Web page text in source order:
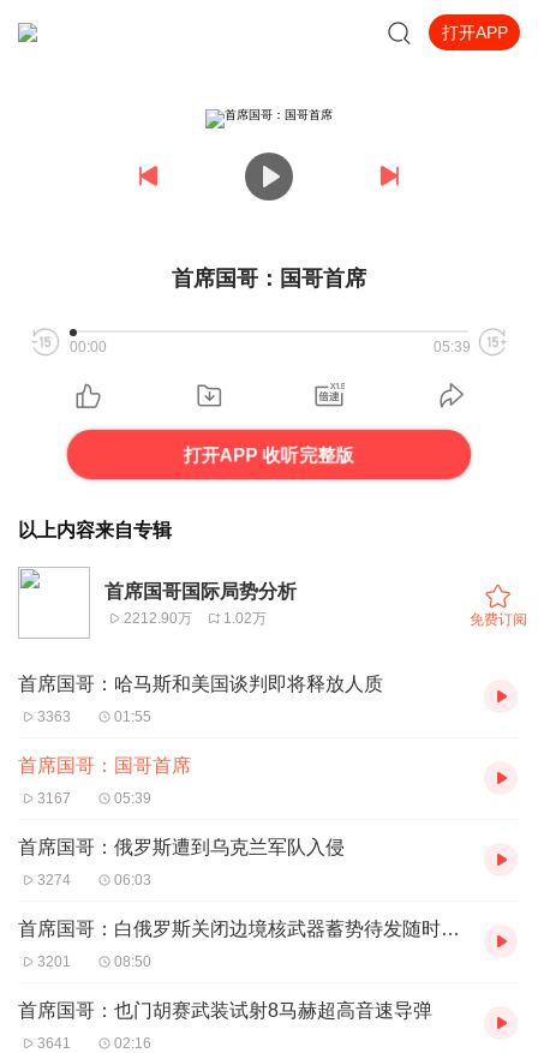
打开APP
首席国哥：国哥首席
00:00 05:39
打开APP 收听完整版
以上内容来自专辑
首席国哥国际局势分析
2212.90万 1.02万 免费订阅
首席国哥：哈马斯和美国谈判即将释放人质
3363 01:55
首席国哥：国哥首席
3167 05:39
首席国哥：俄罗斯遭到乌克兰军队入侵
3274 06:03
首席国哥：白俄罗斯关闭边境核武器蓄势待发随时和北约开战!
3201 08:50
首席国哥：也门胡赛武装试射8马赫超高音速导弹
3641 02:16